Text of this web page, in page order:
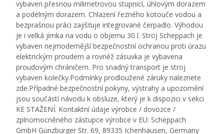
vybaven přesnou milimetrovou stupnicí, úhlovým dorazem
a podélným dorazem. Chlazení řezného kotouče vodou a
bezprašnou práci zajišťuje integrované čerpadlo. Výhodou
je i velká jímka na vodu o objemu 30 l. Stroj Scheppach je
vybaven nejmodernější bezpečnostní ochranou proti úrazu
elektrickým proudem a rovněž zásuvka je vybavena
proudovým chráničem. Pro snadný transport je stroj
vybaven kolečky.Podmínky prodloužené záruky naleznete
zde.Případné bezpečnostní pokyny, výstrahy a upozornění
jsou součástí návodu k obsluze, který je k dispozici v sekci
KE STAŽENÍ. Kontaktní údaje výrobce / dovozce /
zplnomocněného zástupce výrobce v EU: Scheppach
GmbH Günzburger Str. 69, 89335 Ichenhausen, Germany